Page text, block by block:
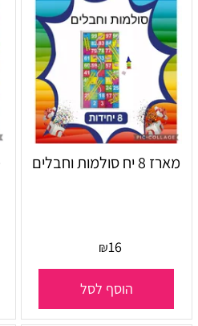
מארז 8 יח סולמות וחבלים
₪16
הוסף לסל